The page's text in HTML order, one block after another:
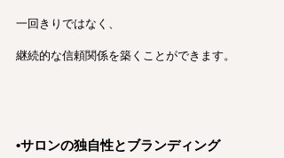
一回きりではなく、
継続的な信頼関係を築くことができます。
•サロンの独自性とブランディング